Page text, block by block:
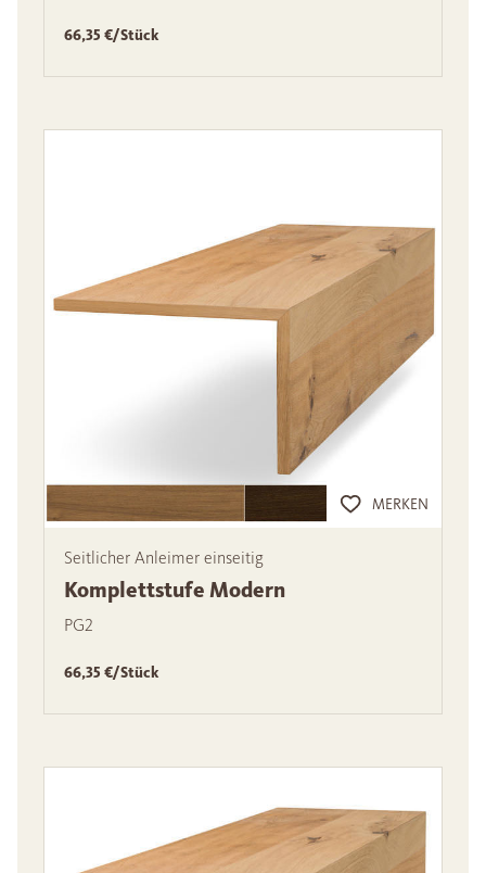
66,35 €/Stück
MERKEN
Seitlicher Anleimer einseitig
Komplettstufe Modern
PG2
66,35 €/Stück